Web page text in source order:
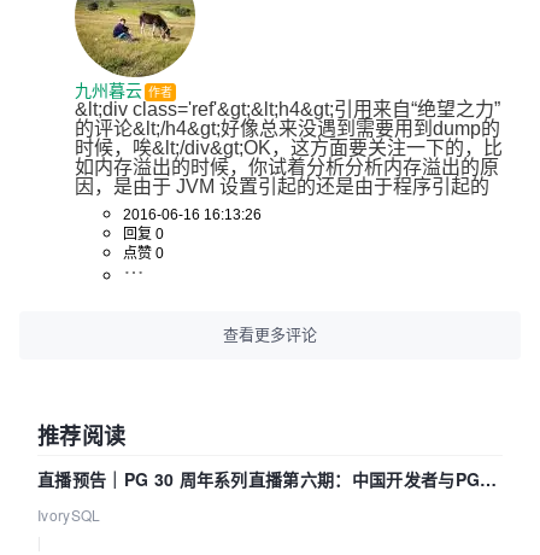
九州暮云 作者
&lt;div class='ref'&gt;&lt;h4&gt;引用来自“绝望之力”
的评论&lt;/h4&gt;好像总来没遇到需要用到dump的
时候，唉&lt;/div&gt;OK，这方面要关注一下的，比
如内存溢出的时候，你试着分析分析内存溢出的原
因，是由于 JVM 设置引起的还是由于程序引起的
2016-06-16 16:13:26
回复 0
点赞 0
查看更多评论
推荐阅读
直播预告｜PG 30 周年系列直播第六期：中国开发者与PG内
核——我们改得动吗？我们贡献了什么？
IvorySQL